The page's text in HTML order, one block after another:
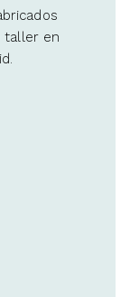
taller en